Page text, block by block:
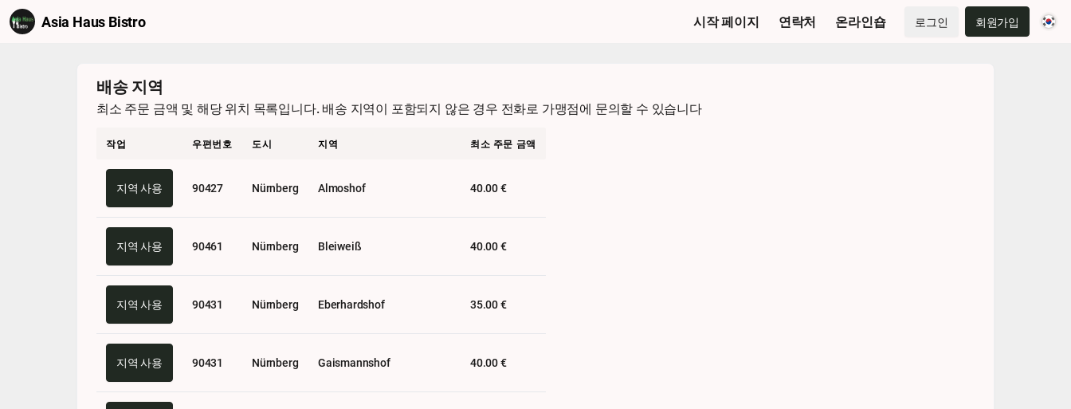
Asia Haus Bistro 시작 페이지 연락처 온라인숍 로그인 회원가입
배송 지역
최소 주문 금액 및 해당 위치 목록입니다. 배송 지역이 포함되지 않은 경우 전화로 가맹점에 문의할 수 있습니다
작업 우편번호 도시 지역 최소 주문 금액
지역 사용 90427 Nürnberg Almoshof 40.00 €
지역 사용 90461 Nürnberg Bleiweiß 40.00 €
지역 사용 90431 Nürnberg Eberhardshof 35.00 €
지역 사용 90431 Nürnberg Gaismannshof 40.00 €